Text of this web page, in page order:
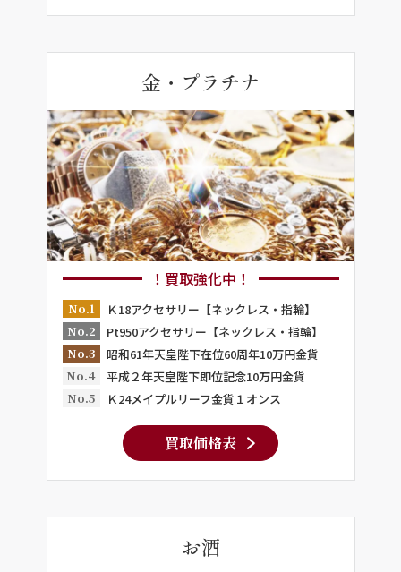
金・プラチナ
！買取強化中！
No.1
Ｋ18アクセサリー【ネックレス・指輪】
No.2
Pt950アクセサリー【ネックレス・指輪】
No.3
昭和61年天皇陛下在位60周年10万円金貨
No.4
平成２年天皇陛下即位記念10万円金貨
No.5
Ｋ24メイプルリーフ金貨１オンス
買取価格表
お酒